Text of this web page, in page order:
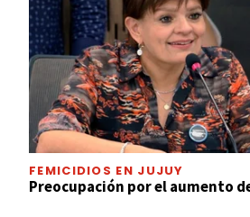
FEMICIDIOS EN JUJUY
Preocupación por el aumento